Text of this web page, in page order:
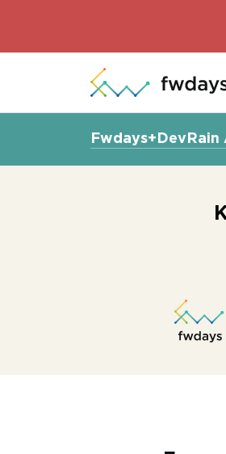
Fwdays+DevRain